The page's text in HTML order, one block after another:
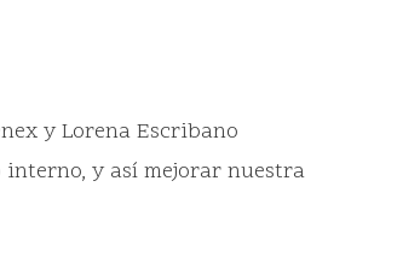
y Lorena Escribano
interno, y así mejorar nuestra